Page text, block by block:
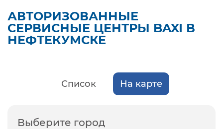
АВТОРИЗОВАННЫЕ
СЕРВИСНЫЕ ЦЕНТРЫ BAXI В
НЕФТЕКУМСКЕ
Список На карте
Выберите город